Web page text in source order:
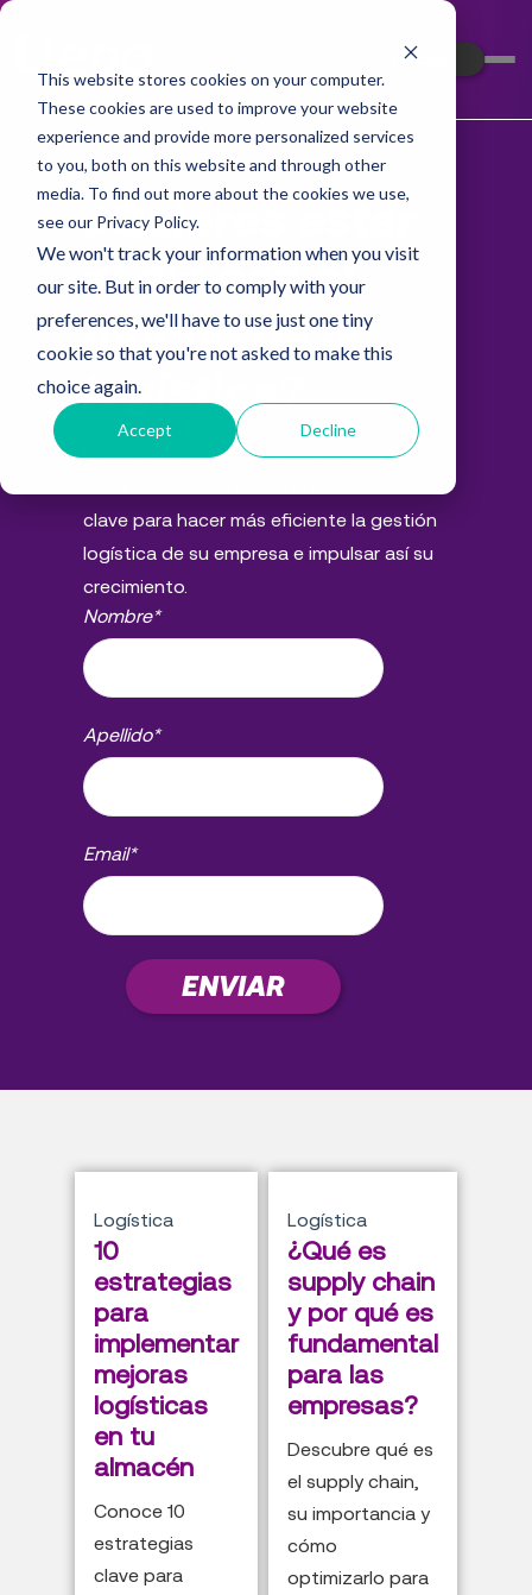
This website stores cookies on your computer.
These cookies are used to improve your website
experience and provide more personalized services
to you, both on this website and through other
media. To find out more about the cookies we use,
see our Privacy Policy.
We won't track your information when you visit
our site. But in order to comply with your
preferences, we'll have to use just one tiny
cookie so that you're not asked to make this
choice again.
Accept Decline
Cotizar
¿Quieres estar
al día con el
mundo de la
logística?
Únete a más de 3.500 profesionales que
clave para hacer más eficiente la gestión
logística de su empresa e impulsar así su
crecimiento.
Nombre*
Apellido*
Email*
Logística
10
estrategias
para
implementar
mejoras
logísticas
en tu
almacén
Conoce 10
estrategias
clave para
Logística
¿Qué es
supply chain
y por qué es
fundamental
para las
empresas?
Descubre qué es
el supply chain,
su importancia y
cómo
optimizarlo para